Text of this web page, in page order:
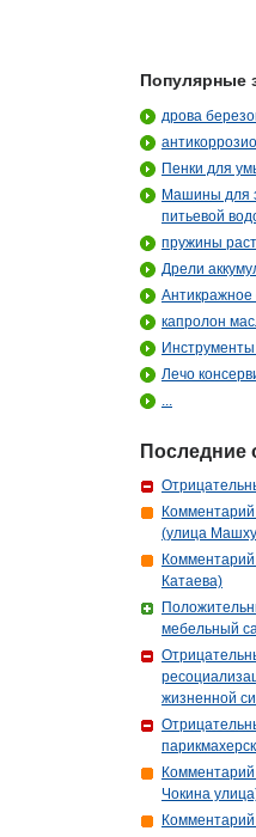
Популярные
дрова
Пенки для
Машины для
питьевой
пружины
Дрели
Антикражное
капролон
Инструменты
Лечо
...
Последние
(улица
Катаева)
мебельный
жизненной
Чокина
Комментарий